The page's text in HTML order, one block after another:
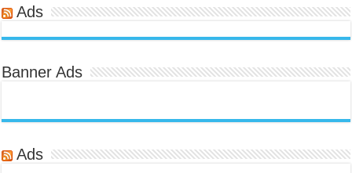
Ads
Banner Ads
Ads